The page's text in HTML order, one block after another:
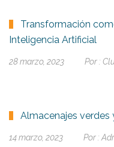
Transformación
Inteligencia Artificial
28 marzo, 2023 Por :
Almacenajes verdes
14 marzo, 2023 Por :